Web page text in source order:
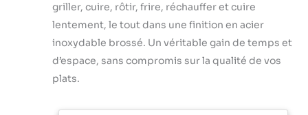
griller, cuire, rôtir, frire, réchauffer et cuire
lentement, le tout dans une finition en acier
inoxydable brossé. Un véritable gain de temps et
d’espace, sans compromis sur la qualité de vos
plats.